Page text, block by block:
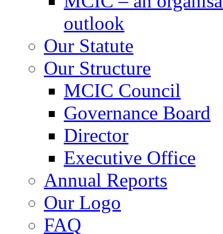
outlook
Our Statute
Our Structure
MCIC Council
Governance Board
Director
Executive Office
Annual Reports
Our Logo
FAQ